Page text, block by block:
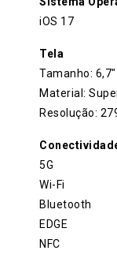
iOS 17
Tela
Tamanho: 6,7″
Material:
Resolução:
5G
Wi-Fi
Bluetooth
EDGE
NFC